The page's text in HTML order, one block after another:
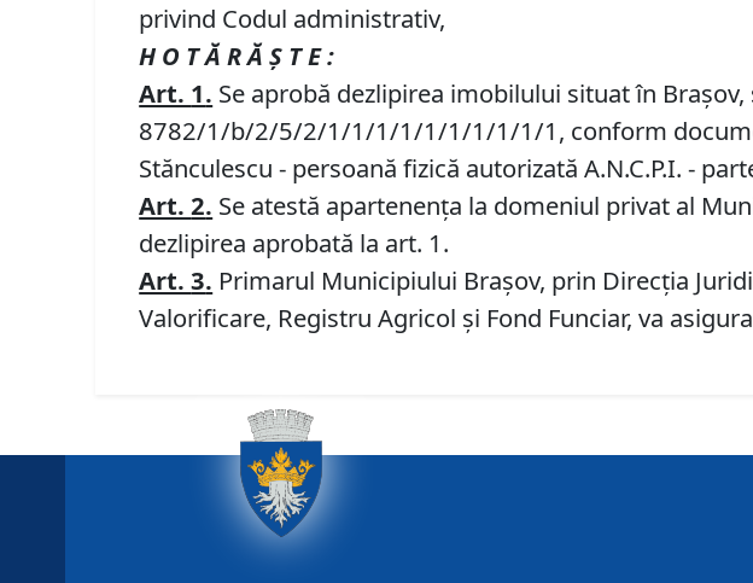
privind Codul administrativ,
H O T Ă R Ă Ş T E :
Art. 1. Se aprobă dezlipirea imobilului situat în
8782/1/b/2/5/2/1/1/1/1/1/1/1/1/1/1, conform
Stănculescu - persoană fizică autorizată A.N.C.P.I. -
Art.2. Se atestă apartenența la domeniul privat al
dezlipirea aprobată la art. 1.
Art.3. Primarul Municipiului Brașov, prin Direcția
Valorificare, Registru Agricol și Fond Funciar, va